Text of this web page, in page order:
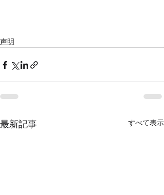
声明
最新記事 すべて表示